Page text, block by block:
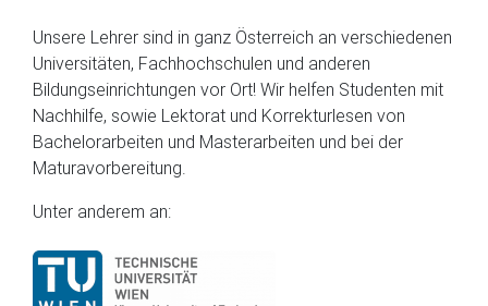
Unsere Lehrer sind in ganz Österreich an verschiedenen
Universitäten, Fachhochschulen und anderen
Bildungseinrichtungen vor Ort! Wir helfen Studenten mit
Nachhilfe, sowie Lektorat und Korrekturlesen von
Bachelorarbeiten und Masterarbeiten und bei der
Maturavorbereitung.
Unter anderem an: